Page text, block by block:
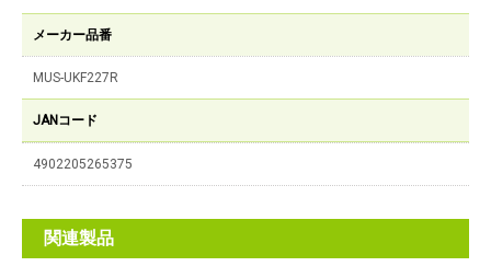
メーカー品番
MUS-UKF227R
JANコード
4902205265375
関連製品